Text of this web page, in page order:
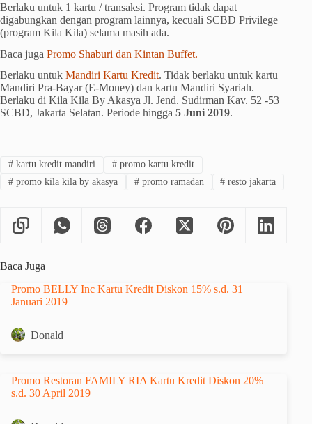
Berlaku untuk 1 kartu / transaksi. Program tidak dapat
digabungkan dengan program lainnya, kecuali SCBD Privilege
(program Kila Kila) selama masih ada.
Baca juga Promo Shaburi dan Kintan Buffet.
Berlaku untuk Mandiri Kartu Kredit. Tidak berlaku untuk kartu
Mandiri Pra-Bayar (E-Money) dan kartu Mandiri Syariah.
Berlaku di Kila Kila By Akasya Jl. Jend. Sudirman Kav. 52 -53
SCBD, Jakarta Selatan. Periode hingga 5 Juni 2019.
#kartu kredit mandiri #promo kartu kredit
#promo kila kila by akasya #promo ramadan # resto jakarta
Baca Juga
Promo BELLY Inc Kartu Kredit Diskon 15% s.d. 31
Januari 2019
Donald
Promo Restoran FAMILY RIA Kartu Kredit Diskon 20%
s.d. 30 April 2019